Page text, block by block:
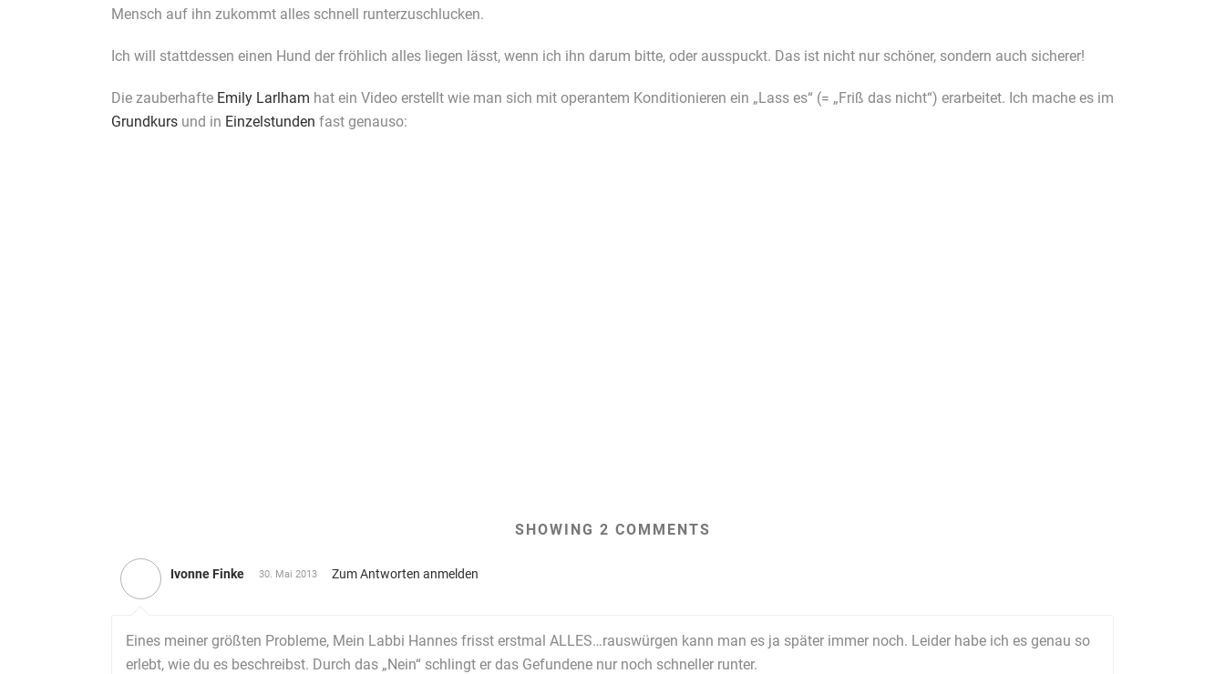
Mensch auf ihn zukommt alles schnell runterzuschlucken.
Ich will stattdessen einen Hund der fröhlich alles liegen lässt, wenn ich ihn darum bitte, oder ausspuckt. Das ist nicht nur schöner, sondern auch sicherer!
Die zauberhafte Emily Larlham hat ein Video erstellt wie man sich mit operantem Konditionieren ein „Lass es“ (= „Friß das nicht“) erarbeitet. Ich mache es im
Grundkurs und in Einzelstunden fast genauso:
SHOWING 2 COMMENTS
Ivonne Finke 30. Mai 2013 Zum Antworten anmelden
Eines meiner größten Probleme, Mein Labbi Hannes frisst erstmal ALLES…rauswürgen kann man es ja später immer noch. Leider habe ich es genau so
erlebt, wie du es beschreibst. Durch das „Nein“ schlingt er das Gefundene nur noch schneller runter.